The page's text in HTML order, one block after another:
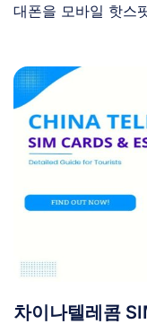
대폰을 모바일 핫스
차이나텔레콤